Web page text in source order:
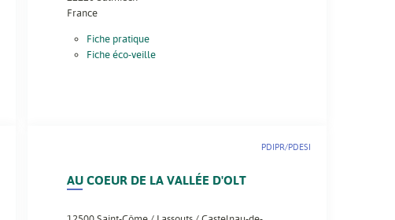
France
Fiche pratique
Fiche éco-veille
AU COEUR DE LA VALLÉE D'OLT
PDIPR/PDESI